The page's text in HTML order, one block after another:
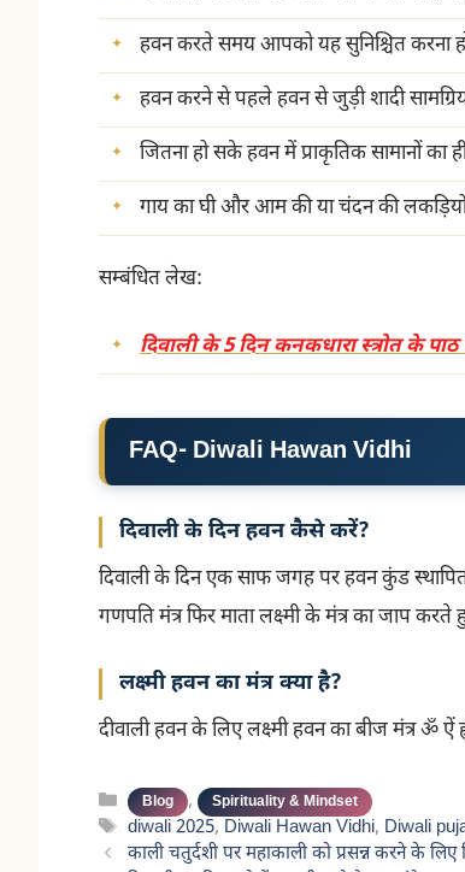
हवन करते समय आपको यह सुनिश्चित करना
हवन करने से पहले हवन से जुड़ी शादी
जितना हो सके हवन में प्राकृतिक सामानों का
गाय का घी और आम की या चंदन की लकड़ियों
सम्बंधित लेख:
दिवाली के 5 दिन कनकधारा स्त्रोत के पाठ
FAQ- Diwali Hawan Vidhi
दिवाली के दिन हवन कैसे करें?
दिवाली के दिन एक साफ जगह पर हवन कुंड
गणपति मंत्र फिर माता लक्ष्मी के मंत्र का जाप करते
लक्ष्मी हवन का मंत्र क्या है?
दीवाली हवन के लिए लक्ष्मी हवन का बीज मंत्र ॐ ऐं
Categories
Blog , Spirituality & Mindset
Tags
diwali 2025, Diwali Hawan Vidhi, Diwali
काली चतुर्दशी पर महाकाली को प्रसन्न करने के